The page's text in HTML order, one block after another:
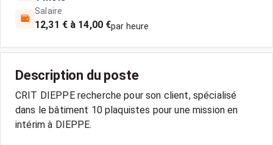
Salaire
12,31 € à 14,00 €par heure
Description du poste
CRIT DIEPPE recherche pour son client, spécialisé
dans le bâtiment 10 plaquistes pour une mission en
intérim à DIEPPE.